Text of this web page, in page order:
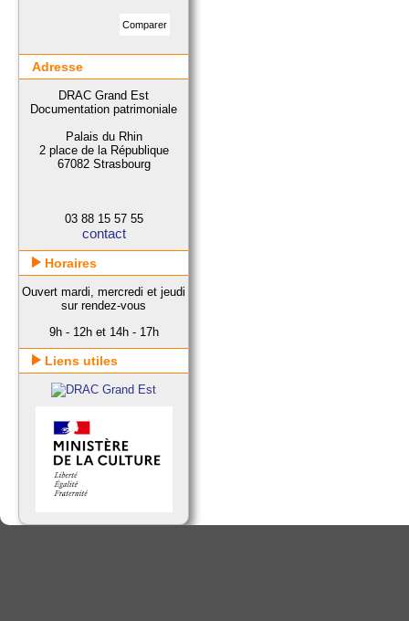
Adresse
DRAC Grand Est
Documentation patrimoniale
Palais du Rhin
2 place de la République
67082 Strasbourg
03 88 15 57 55
contact
Horaires
Ouvert mardi, mercredi et jeudi
sur rendez-vous
9h - 12h et 14h - 17h
Liens utiles